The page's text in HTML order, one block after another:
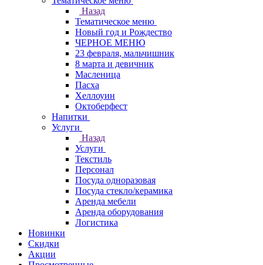
Назад
Тематическое меню
Новый год и Рождество
ЧЕРНОЕ МЕНЮ
23 февраля, мальчишник
8 марта и девичник
Масленица
Пасха
Хеллоуин
Октоберфест
Напитки
Услуги
Назад
Услуги
Текстиль
Персонал
Посуда одноразовая
Посуда стекло/керамика
Аренда мебели
Аренда оборудования
Логистика
Новинки
Скидки
Акции